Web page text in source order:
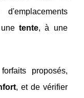
unetente, à une
proposés,
, et de vérifier